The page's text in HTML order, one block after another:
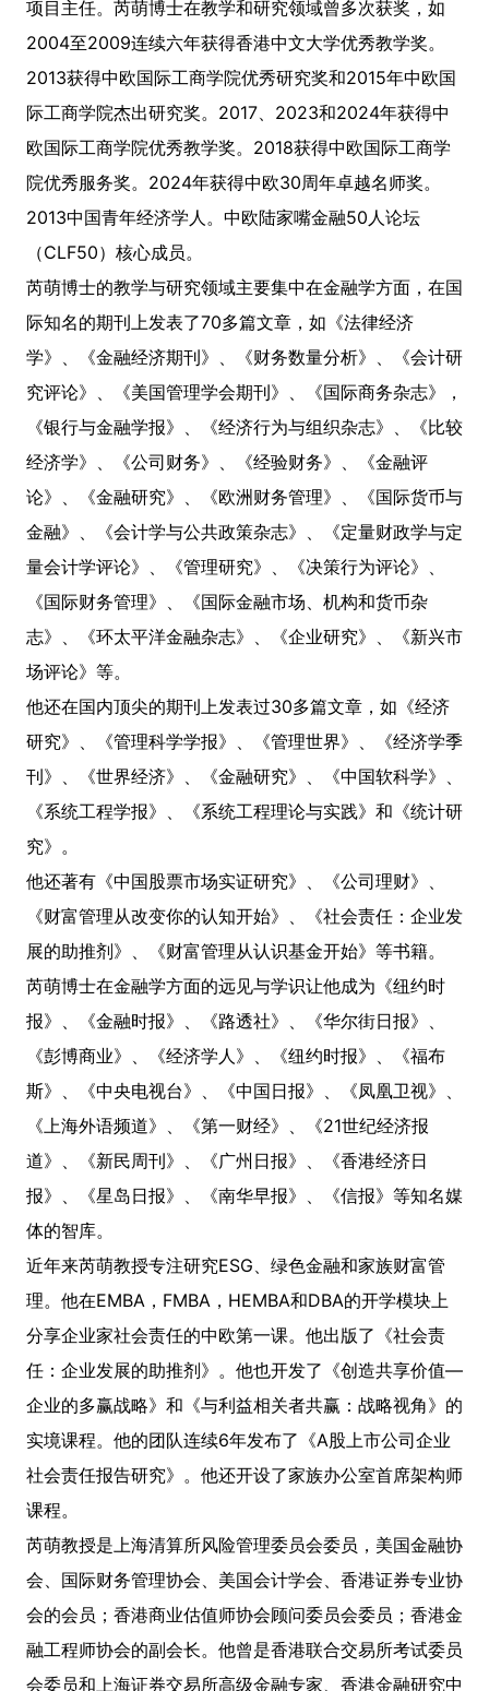
项目主任。芮萌博士在教学和研究领域曾多次获奖，如
2004至2009连续六年获得香港中文大学优秀教学奖。
2013获得中欧国际工商学院优秀研究奖和2015年中欧国
际工商学院杰出研究奖。2017、2023和2024年获得中
欧国际工商学院优秀教学奖。2018获得中欧国际工商学
院优秀服务奖。2024年获得中欧30周年卓越名师奖。
2013中国青年经济学人。中欧陆家嘴金融50人论坛
（CLF50）核心成员。
芮萌博士的教学与研究领域主要集中在金融学方面，在国
际知名的期刊上发表了70多篇文章，如《法律经济
学》、《金融经济期刊》、《财务数量分析》、《会计研
究评论》、《美国管理学会期刊》、《国际商务杂志》，
《银行与金融学报》、《经济行为与组织杂志》、《比较
经济学》、《公司财务》、《经验财务》、《金融评
论》、《金融研究》、《欧洲财务管理》、《国际货币与
金融》、《会计学与公共政策杂志》、《定量财政学与定
量会计学评论》、《管理研究》、《决策行为评论》、
《国际财务管理》、《国际金融市场、机构和货币杂
志》、《环太平洋金融杂志》、《企业研究》、《新兴市
场评论》等。
他还在国内顶尖的期刊上发表过30多篇文章，如《经济
研究》、《管理科学学报》、《管理世界》、《经济学季
刊》、《世界经济》、《金融研究》、《中国软科学》、
《系统工程学报》、《系统工程理论与实践》和《统计研
究》。
他还著有《中国股票市场实证研究》、《公司理财》、
《财富管理从改变你的认知开始》、《社会责任：企业发
展的助推剂》、《财富管理从认识基金开始》等书籍。
芮萌博士在金融学方面的远见与学识让他成为《纽约时
报》、《金融时报》、《路透社》、《华尔街日报》、
《彭博商业》、《经济学人》、《纽约时报》、《福布
斯》、《中央电视台》、《中国日报》、《凤凰卫视》、
《上海外语频道》、《第一财经》、《21世纪经济报
道》、《新民周刊》、《广州日报》、《香港经济日
报》、《星岛日报》、《南华早报》、《信报》等知名媒
体的智库。
近年来芮萌教授专注研究ESG、绿色金融和家族财富管
理。他在EMBA，FMBA，HEMBA和DBA的开学模块上
分享企业家社会责任的中欧第一课。他出版了《社会责
任：企业发展的助推剂》。他也开发了《创造共享价值—
企业的多赢战略》和《与利益相关者共赢：战略视角》的
实境课程。他的团队连续6年发布了《A股上市公司企业
社会责任报告研究》。他还开设了家族办公室首席架构师
课程。
芮萌教授是上海清算所风险管理委员会委员，美国金融协
会、国际财务管理协会、美国会计学会、香港证券专业协
会的会员；香港商业估值师协会顾问委员会委员；香港金
融工程师协会的副会长。他曾是香港联合交易所考试委员
会委员和上海证券交易所高级金融专家、香港金融研究中